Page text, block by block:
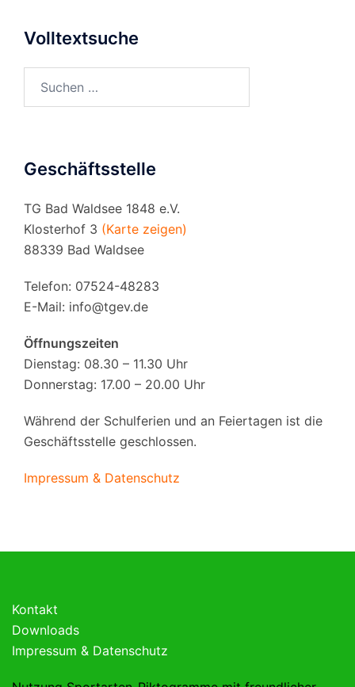
Volltextsuche
Geschäftsstelle
TG Bad Waldsee 1848 e.V.
Klosterhof 3 (Karte zeigen)
88339 Bad Waldsee
Telefon: 07524-48283
E-Mail: info@tgev.de
Öffnungszeiten
Dienstag: 08.30 – 11.30 Uhr
Donnerstag: 17.00 – 20.00 Uhr
Während der Schulferien und an Feiertagen ist die
Geschäftsstelle geschlossen.
Impressum & Datenschutz
Kontakt
Downloads
Impressum & Datenschutz